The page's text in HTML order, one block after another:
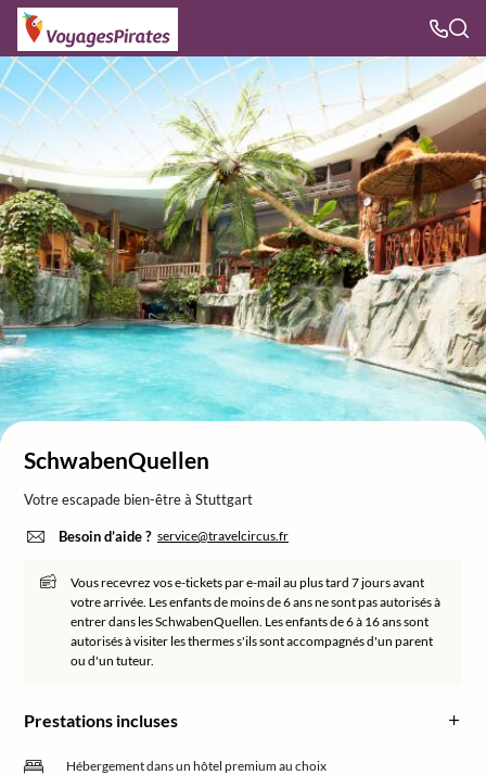
SchwabenQuellen
Votre escapade bien-être à Stuttgart
Besoin d’aide ? service@travelcircus.fr
Vous recevrez vos e-tickets par e-mail au plus tard 7 jours avant
votre arrivée. Les enfants de moins de 6 ans ne sont pas autorisés à
entrer dans les SchwabenQuellen. Les enfants de 6 à 16 ans sont
autorisés à visiter les thermes s'ils sont accompagnés d'un parent
ou d'un tuteur.
Prestations incluses
Hébergement dans un hôtel premium au choix